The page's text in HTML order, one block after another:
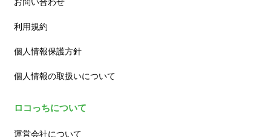
利用規約
個人情報保護方針
個人情報の取扱いについて
ロコっちについて
運営会社について